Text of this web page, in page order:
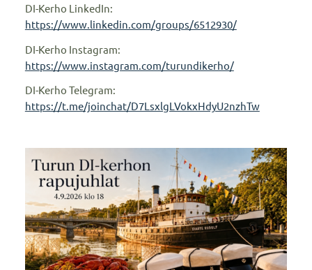
DI-Kerho LinkedIn:
https://www.linkedin.com/groups/6512930/
DI-Kerho Instagram:
https://www.instagram.com/turundikerho/
DI-Kerho Telegram:
https://t.me/joinchat/D7LsxlgLVokxHdyU2nzhTw